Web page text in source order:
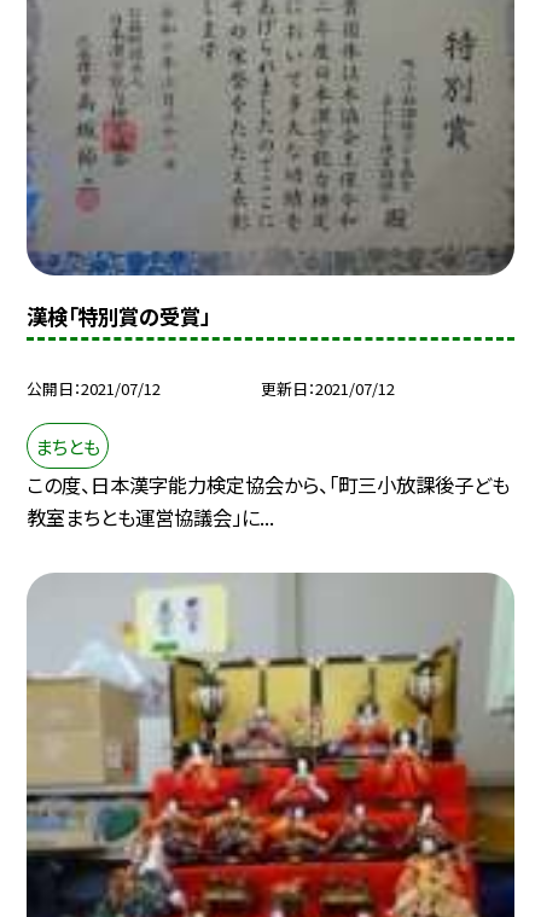
漢検「特別賞の受賞」
公開日 2021/07/12 更新日 2021/07/12
まちとも
この度、日本漢字能力検定協会から、「町三小放課後子ども
教室まちとも運営協議会」に...